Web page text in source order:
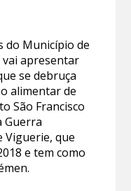
do Município de
vai apresentar
se debruça
alimentar de
São Francisco
Guerra
Viguerie, que
e tem como